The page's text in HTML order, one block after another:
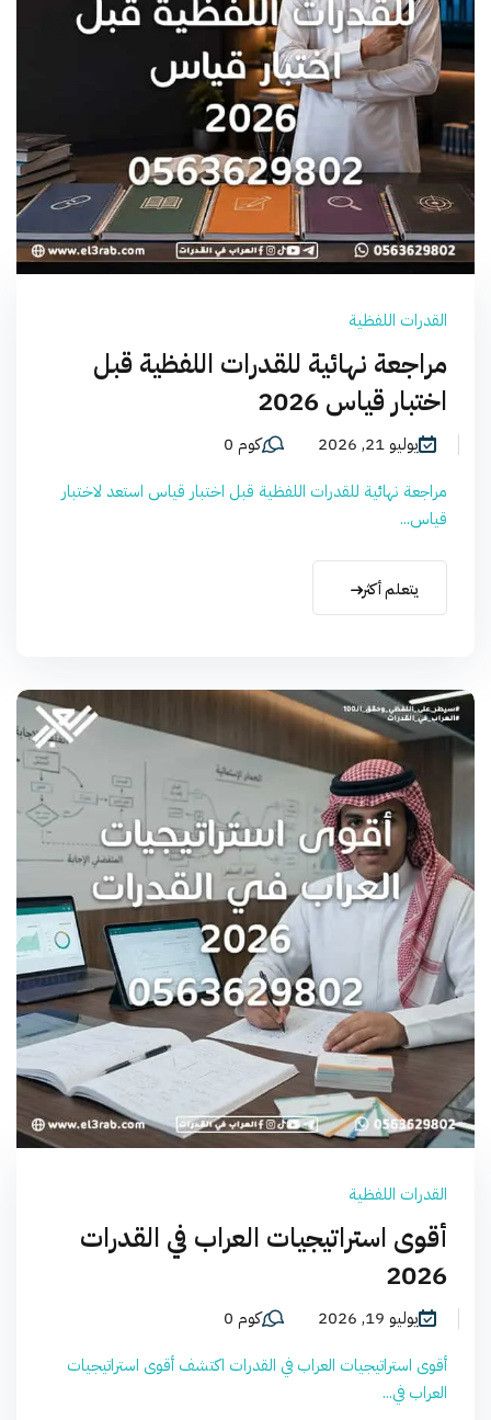
القدرات اللفظية
مراجعة نهائية للقدرات اللفظية قبل
اختبار قياس 2026
يوليو 21, 2026
كوم 0
مراجعة نهائية للقدرات اللفظية قبل اختبار قياس استعد لاختبار
قياس...
يتعلم أكثر
القدرات اللفظية
أقوى استراتيجيات العراب في القدرات
2026
يوليو 19, 2026
كوم 0
أقوى استراتيجيات العراب في القدرات اكتشف أقوى استراتيجيات
العراب في...